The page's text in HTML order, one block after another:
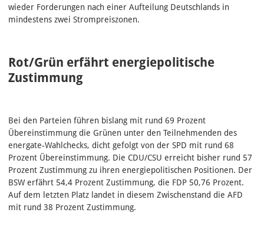
wieder Forderungen nach einer Aufteilung Deutschlands in
mindestens zwei Strompreiszonen.
Rot/Grün erfährt energiepolitische
Zustimmung
Bei den Parteien führen bislang mit rund 69 Prozent
Übereinstimmung die Grünen unter den Teilnehmenden des
energate-Wahlchecks, dicht gefolgt von der SPD mit rund 68
Prozent Übereinstimmung. Die CDU/CSU erreicht bisher rund 57
Prozent Zustimmung zu ihren energiepolitischen Positionen. Der
BSW erfährt 54,4 Prozent Zustimmung, die FDP 50,76 Prozent.
Auf dem letzten Platz landet in diesem Zwischenstand die AFD
mit rund 38 Prozent Zustimmung.